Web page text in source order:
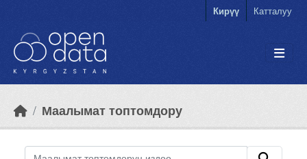
Кирүү Катталуу
Маалымат топтомдору